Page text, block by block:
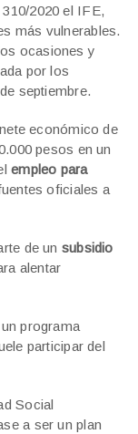
2020 el IFE,
más vulnerables.
ocasiones y
por los
septiembre.
económico de
pesos en un
empleo para
oficiales a
de un subsidio
alentar
programa
participar del
Social
a ser un plan